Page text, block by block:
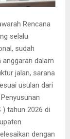
Rencana
selalu
sudah
anggaran dalam
jalan, sarana
usulan dari
) tahun 2026 di
dengan